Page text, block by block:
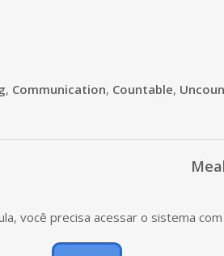
, Communication, Countable,
você precisa acessar o sistema